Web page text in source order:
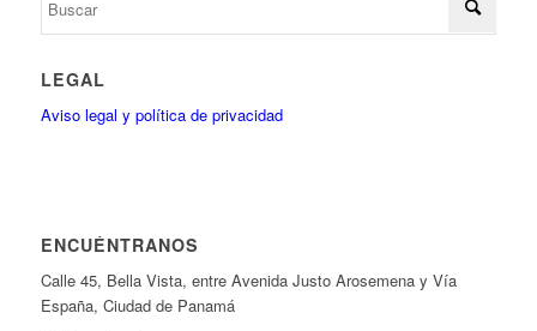
LEGAL
Aviso legal y política de privacidad
ENCUÉNTRANOS
Calle 45, Bella Vista, entre Avenida Justo Arosemena y Vía
España, Ciudad de Panamá